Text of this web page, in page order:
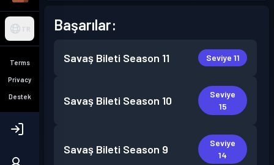
TR
Terms
Privacy
Destek
Başarılar:
Savaş Bileti Season 11 Seviye 11
Savaş Bileti Season 10
Seviye
15
Savaş Bileti Season 9
Seviye
14